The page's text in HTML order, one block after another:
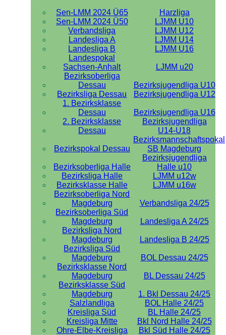
Sen-LMM 2024 Ü65
Harzliga
Sen-LMM 2024 Ü50
LJMM U10
Verbandsliga
LJMM U12
Landesliga A
LJMM U14
Landesliga B
LJMM U16
Landespokal
Sachsen-Anhalt
LJMM u20
Bezirksoberliga
Dessau
Bezirksjugendliga U10
Bezirksliga Dessau
Bezirksjugendliga U12
1. Bezirksklasse
Dessau
Bezirksjugendliga U16
2. Bezirksklasse
Dessau
Bezirksjugendliga
U14-U18
Bezirkspokal Dessau
Bezirksmannschaftspokal
SB Magdeburg
Bezirksoberliga Halle
Bezirksjugendliga
Halle u10
Bezirksliga Halle
LJMM u12w
Bezirksklasse Halle
LJMM u16w
Bezirksoberliga Nord
Magdeburg
Verbandsliga 24/25
Bezirksoberliga Süd
Magdeburg
Landesliga A 24/25
Bezirksliga Nord
Magdeburg
Landesliga B 24/25
Bezirksliga Süd
Magdeburg
BOL Dessau 24/25
Bezirksklasse Nord
Magdeburg
BL Dessau 24/25
Bezirksklasse Süd
Magdeburg
1. Bkl Dessau 24/25
Salzlandliga
BOL Halle 24/25
Kreisliga Süd
BL Halle 24/25
Kreisliga Mitte
Bkl Nord Halle 24/25
Ohre-Elbe-Kreisliga
Bkl Süd Halle 24/25